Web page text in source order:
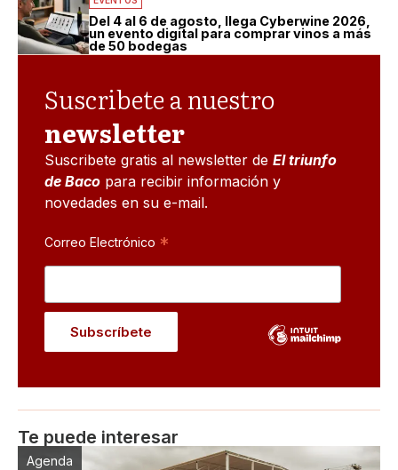
Del 4 al 6 de agosto, llega Cyberwine 2026,
un evento digital para comprar vinos a más
de 50 bodegas
Suscribete a nuestro
newsletter
Suscribete gratis al newsletter de El triunfo
de Baco para recibir información y
novedades en su e-mail.
Correo Electrónico *
Te puede interesar
Agenda